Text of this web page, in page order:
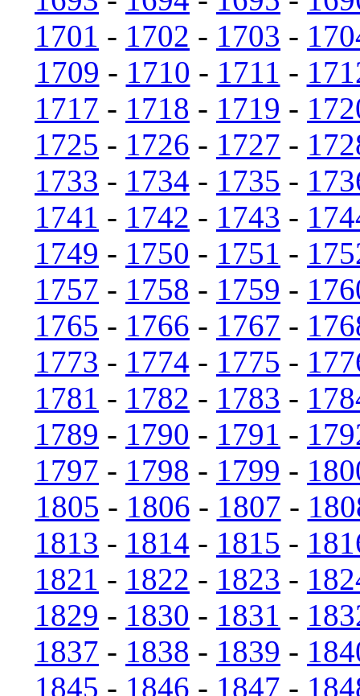
1701 - 1702 - 1703 -
1709 - 1710 - 1711 -
1717 - 1718 - 1719 -
1725 - 1726 - 1727 -
1733 - 1734 - 1735 -
1741 - 1742 - 1743 -
1749 - 1750 - 1751 -
1757 - 1758 - 1759 -
1765 - 1766 - 1767 -
1773 - 1774 - 1775 -
1781 - 1782 - 1783 -
1789 - 1790 - 1791 -
1797 - 1798 - 1799 -
1805 - 1806 - 1807 -
1813 - 1814 - 1815 -
1821 - 1822 - 1823 -
1829 - 1830 - 1831 -
1837 - 1838 - 1839 -
1845 - 1846 - 1847 -